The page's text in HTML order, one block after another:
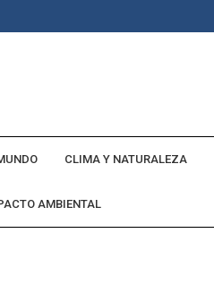
CLIMA Y NATURALEZA
AMBIENTAL